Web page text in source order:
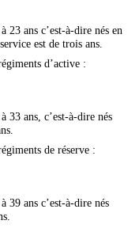
23 ans c’est-à-dire nés en
est de trois ans.
d’active :
33 ans, c’est-à-dire nés
de réserve :
39 ans c’est-à-dire nés